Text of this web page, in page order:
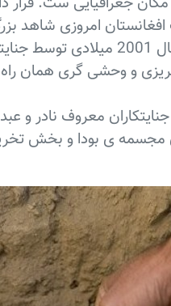
افغانستان امروزی
دارد. این مجسمه ها در سال
و وحشی گری همان راه
معروف نادر و
مجسمه ی بودا و بخش